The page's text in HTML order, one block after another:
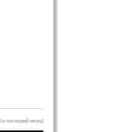
[за последний месяц]